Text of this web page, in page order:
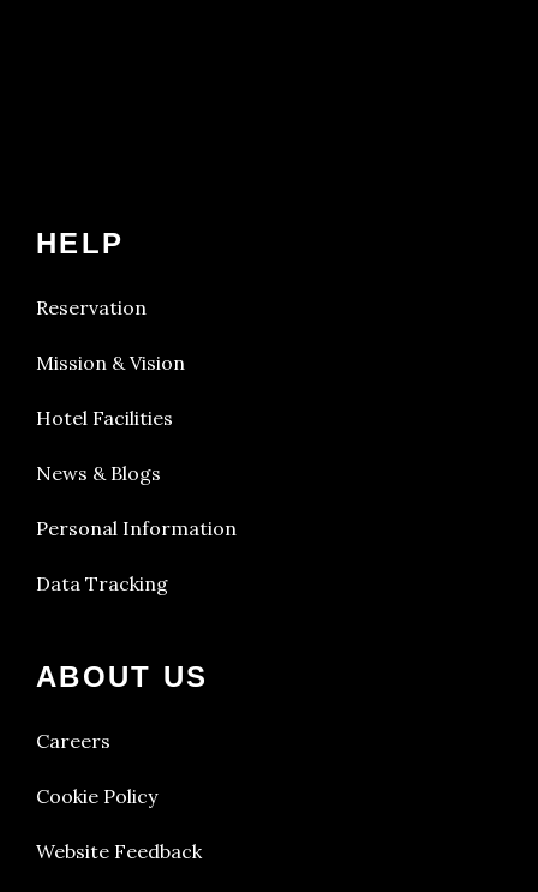
HELP
Reservation
Mission & Vision
Hotel Facilities
News & Blogs
Personal Information
Data Tracking
ABOUT US
Careers
Cookie Policy
Website Feedback